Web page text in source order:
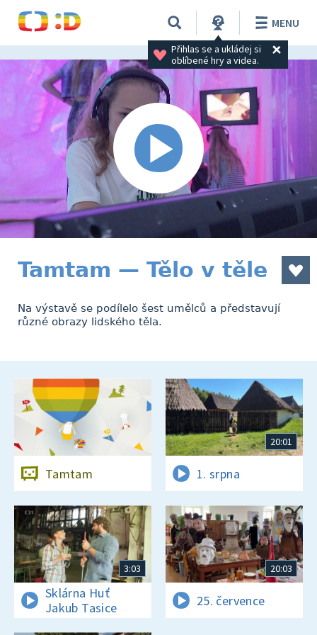
Přihlas se a ukládej si
oblíbené hry a videa.
MENU
Tamtam — Tělo v těle
Na výstavě se podílelo šest umělců a představují
různé obrazy lidského těla.
Tamtam
20:01
1. srpna
3:03
Sklárna Huť
Jakub Tasice
20:03
25. července